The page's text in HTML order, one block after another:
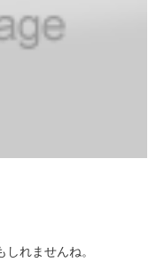
れませんね。